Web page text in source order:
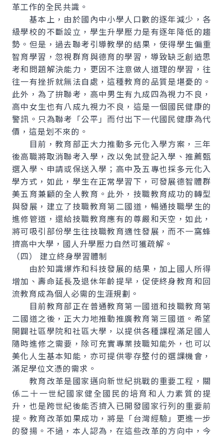
革工作的全民共識。
基本上，由於國內中小學人口數的逐年減少，各
級學校的不斷設立，學生升學壓力是有逐年降低的趨
勢。但是，過去聯考引導教學的結果，使得學生偏重
智育學習，忽視群育與德育的學習，導致缺乏創造思
考和問題解決能力，更因不注意做人道理的學習，往
往一有挫折就無法自處，這種教育的品質是堪憂的。
此外，為了拚聯考，高中男生有九成四為視力不良，
高中女生也有八成九視力不良，這是一個國民健康的
警訊。只為聯考「公平」而付出下一代國民健康為代
價，這是划不來的。
目前，教育部正大力推動多元化入學方案，三年
後高職將取消聯考入學，改以免試登記入學、推薦甄
選入學、申請或保送入學；高中及五專也採多元化入
學方式，如此，學生在正常學習下，可發展德智體群
美五育兼顧的全人教育。此外，技職教育成功的轉型
與發展，建立了技職教育第二國道，暢通技職學生的
進修管道，還給技職教育應有的尊嚴和天空，如此，
將可吸引部份學生往技職教育適性發展，而不一窩蜂
擠高中大學，國人升學壓力自然可獲疏解。
（四） 建立終身學習體制
由於知識爆炸和科技發展的結果，加上國人所得
增加、壽命延長及退休年齡提早，促使終身教育和回
流教育成為個人必需的生涯規劃。
目前教育部正在普通教育第一國道和技職教育第
二國道之後，正大力地推動推廣教育第三國道。希望
開闢社區學院和社區大學，以提供各種課程滿足國人
隨時進修之需要，除可充實專業技職知能外，也可以
美化人生基本知能，亦可提供零存整付的選課機會，
滿足學位文憑的需求。
教育改革是國家邁向新世紀挑戰的重要工程，關
係二十一世紀國家健全國民的培育和人力素質的提
升，也是跨世紀後能否擠入已開發國家行列的重要前
提。教育改革如果成功，將是「台灣經驗」更進一步
的發揚。不過，本人認為，在這些改革的方向中，今